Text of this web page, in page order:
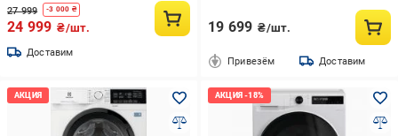
27 999 -3 000 ₴
24 999 ₴/шт.
Доставим
19 699 ₴/шт.
Привезём Доставим